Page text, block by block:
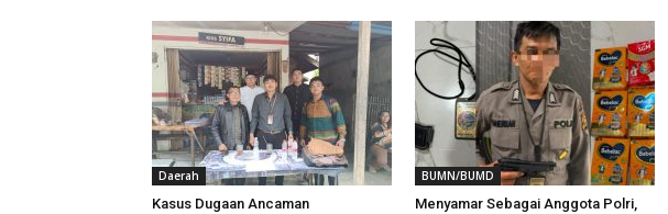
Daerah
Kasus Dugaan Ancaman
BUMN/BUMD
Menyamar Sebagai Anggota Polri,